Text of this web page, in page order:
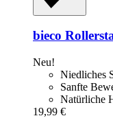
bieco
Neu!
Niedliches
Sanfte
Natürliche
19,99 €